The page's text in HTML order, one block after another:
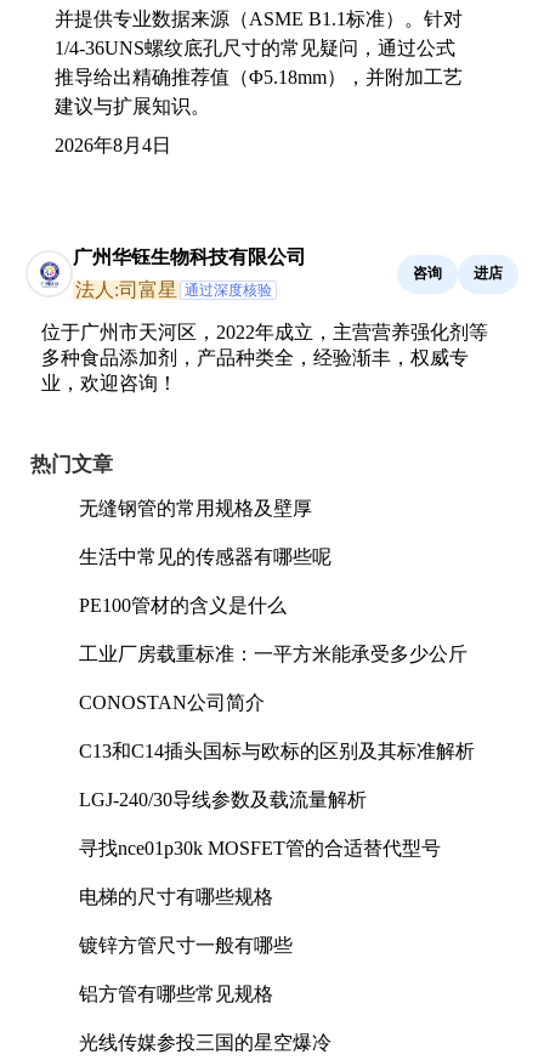
并提供专业数据来源（ASME B1.1标准）。针对
1/4-36UNS螺纹底孔尺寸的常见疑问，通过公式
推导给出精确推荐值（Φ5.18mm），并附加工艺
建议与扩展知识。
2026年8月4日
广州华钰生物科技有限公司
法人:司富星 通过深度核验
咨询 进店
位于广州市天河区，2022年成立，主营营养强化剂等
多种食品添加剂，产品种类全，经验渐丰，权威专
业，欢迎咨询！
热门文章
无缝钢管的常用规格及壁厚
生活中常见的传感器有哪些呢
PE100管材的含义是什么
工业厂房载重标准：一平方米能承受多少公斤
CONOSTAN公司简介
C13和C14插头国标与欧标的区别及其标准解析
LGJ-240/30导线参数及载流量解析
寻找nce01p30k MOSFET管的合适替代型号
电梯的尺寸有哪些规格
镀锌方管尺寸一般有哪些
铝方管有哪些常见规格
光线传媒参投三国的星空爆冷